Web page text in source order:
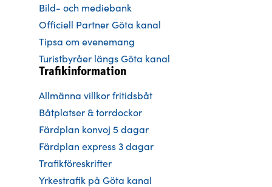
Bild- och mediebank
Officiell Partner Göta kanal
Tipsa om evenemang
Turistbyråer längs Göta kanal
Trafikinformation
Allmänna villkor fritidsbåt
Båtplatser & torrdockor
Färdplan konvoj 5 dagar
Färdplan express 3 dagar
Trafikföreskrifter
Yrkestrafik på Göta kanal